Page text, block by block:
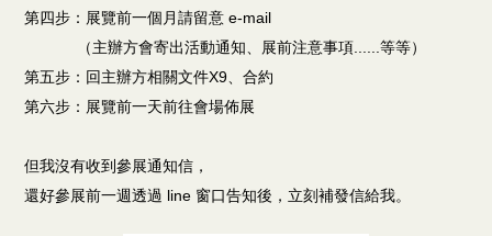
第四步：展覽前一個月請留意 e-mail
（主辦方會寄出活動通知、展前注意事項......等等）
第五步：回主辦方相關文件X9、合約
第六步：展覽前一天前往會場佈展
但我沒有收到參展通知信，
還好參展前一週透過 line 窗口告知後，立刻補發信給我。